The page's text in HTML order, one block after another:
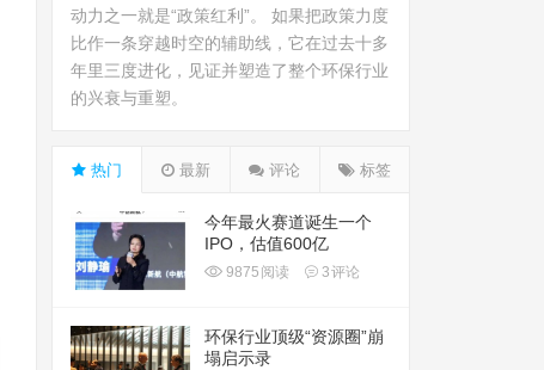
动力之一就是“政策红利”。 如果把政策力度
比作一条穿越时空的辅助线，它在过去十多
年里三度进化，见证并塑造了整个环保行业
的兴衰与重塑。
热门 最新 评论 标签
今年最火赛道诞生一个
IPO，估值600亿
9875 阅读 3评论
环保行业顶级“资源圈”崩
塌启示录